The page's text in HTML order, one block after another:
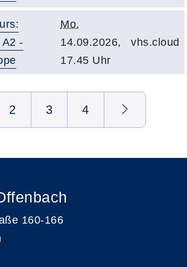
-
Mo.
14.09.2026,
17.45 Uhr
vhs.cloud
2 3 4
160-166